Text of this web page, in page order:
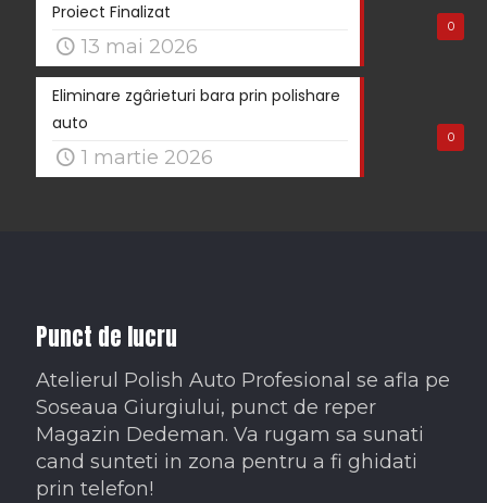
0
Proiect Finalizat
13 mai 2026
0
Eliminare zgârieturi bara prin polishare
auto
1 martie 2026
Punct de lucru
Atelierul Polish Auto Profesional se afla pe
Soseaua Giurgiului, punct de reper
Magazin Dedeman. Va rugam sa sunati
cand sunteti in zona pentru a fi ghidati
prin telefon!